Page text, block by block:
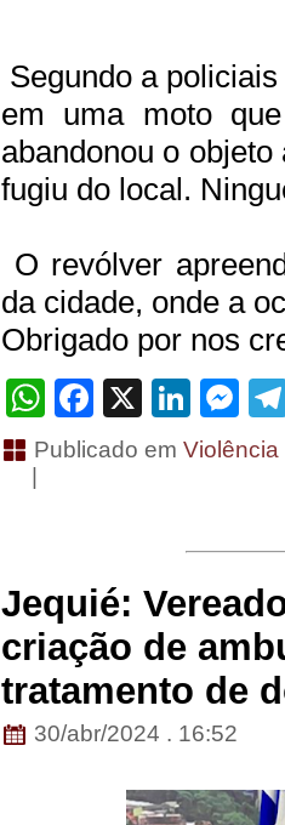
Segundo a
em uma moto
abandonou o
fugiu do local.
O revólver
da cidade, onde a
Obrigado por nos
WhatsApp
Facebook
X
Publicado em Violência
Jequié:
criação de
tratamento de
30/abr/2024 . 16:52